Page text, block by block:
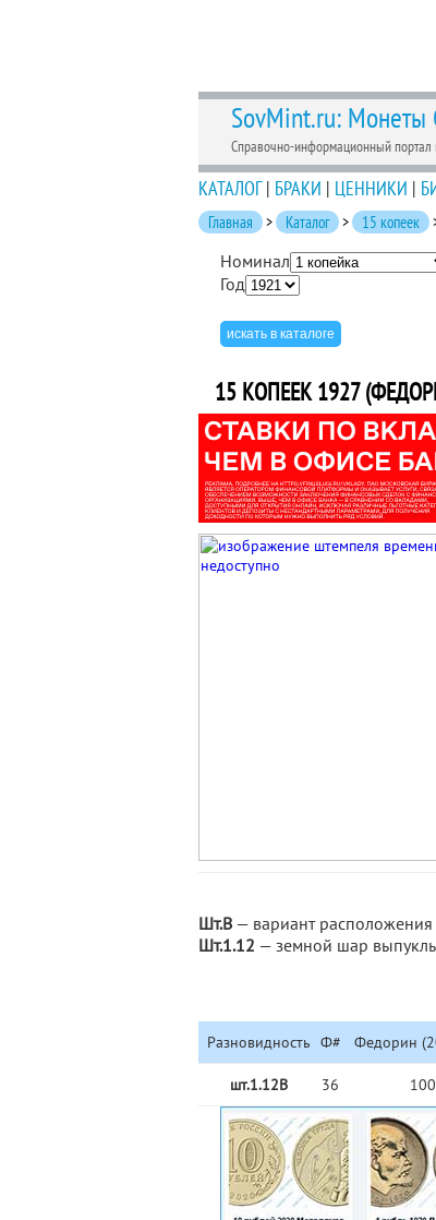
SovMint.ru: Монеты
Справочно-информационный портал
КАТАЛОГ| БРАКИ | ЦЕННИКИ |
Главная > Каталог > 15 копеек
Номинал
Год
15 КОПЕЕК 1927
Шт.В — вариант расположения
Шт.1.12 — земной шар
Разновидность Ф# Федорин
шт.1.12В 36 100